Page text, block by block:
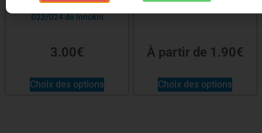
pyrex de rechange pour zlide
D22/D24 de innokin
3.00€
Choix des options
À partir de 1.90€
Choix des options